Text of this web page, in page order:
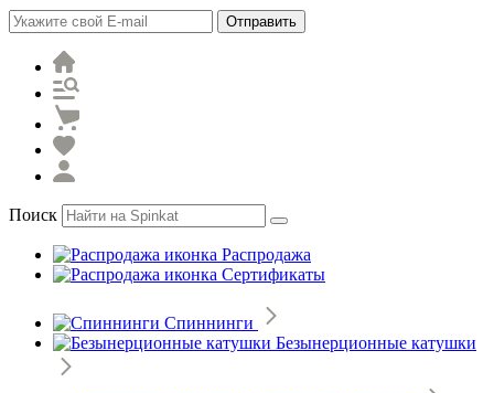
Отправить
Поиск
Распродажа
Сертификаты
Спиннинги
Безынерционные катушки